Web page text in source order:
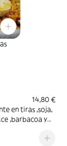
14,80 €
en tiras ,soja,